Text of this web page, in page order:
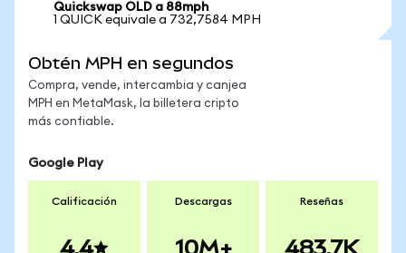
Quickswap OLD a 88mph
1 QUICK equivale a 732,7584 MPH
Obtén MPH en segundos
Compra, vende, intercambia y canjea
MPH en MetaMask, la billetera cripto
más confiable.
Google Play
Calificación
4.4
Descargas
10M+
Reseñas
483.7K